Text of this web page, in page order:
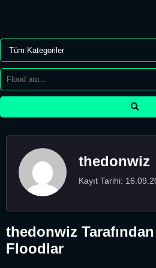
thedonwiz
Kayıt Tarihi:
thedonwiz Tarafından
Floodlar